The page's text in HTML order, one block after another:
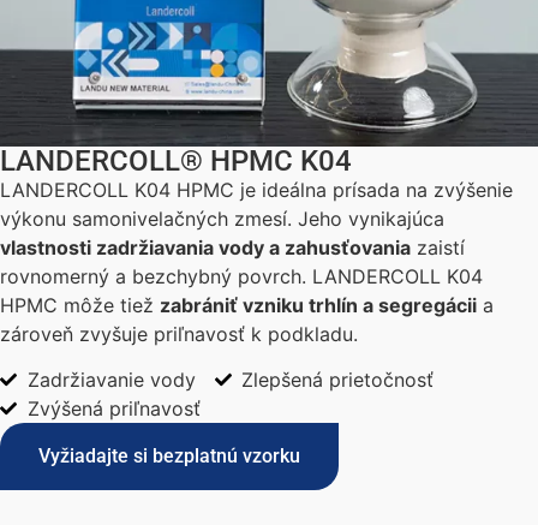
LANDERCOLL® HPMC K04
LANDERCOLL K04 HPMC je ideálna prísada na zvýšenie
výkonu samonivelačných zmesí. Jeho vynikajúca
vlastnosti zadržiavania vody a zahusťovania zaistí
rovnomerný a bezchybný povrch. LANDERCOLL K04
HPMC môže tiež zabrániť vzniku trhlín a segregácii a
zároveň zvyšuje priľnavosť k podkladu.
Zadržiavanie vody
Zlepšená prietočnosť
Zvýšená priľnavosť
Vyžiadajte si bezplatnú vzorku